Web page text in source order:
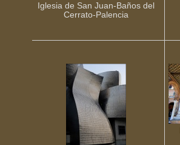
Iglesia de San Juan-Baños del
Cerrato-Palencia